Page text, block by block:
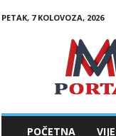
PETAK, 7 KOLOVOZA, 2026
POČETNA